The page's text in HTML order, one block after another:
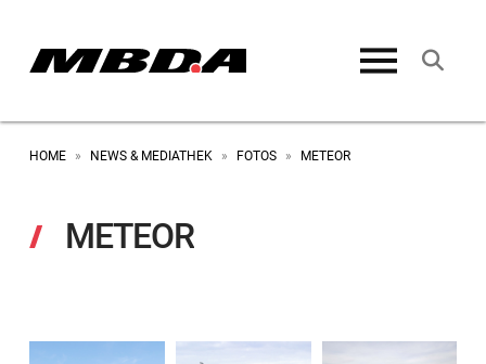
HOME » NEWS & MEDIATHEK » FOTOS » METEOR
METEOR